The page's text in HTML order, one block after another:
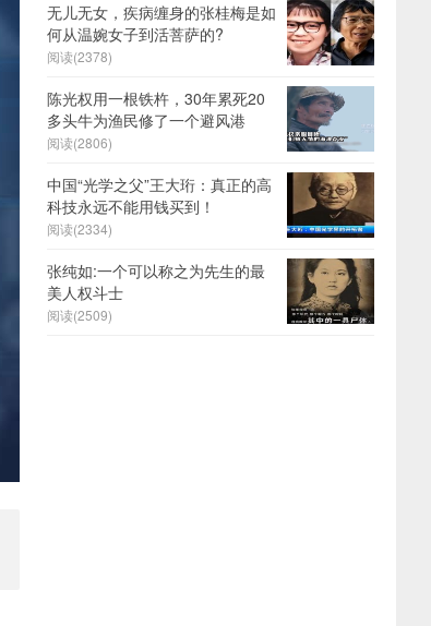
无儿无女，疾病缠身的张桂梅是如
何从温婉女子到活菩萨的?
阅读(2378)
陈光权用一根铁杵，30年累死20
多头牛为渔民修了一个避风港
阅读(2806)
中国“光学之父”王大珩：真正的高
科技永远不能用钱买到！
阅读(2334)
张纯如:一个可以称之为先生的最
美人权斗士
阅读(2509)